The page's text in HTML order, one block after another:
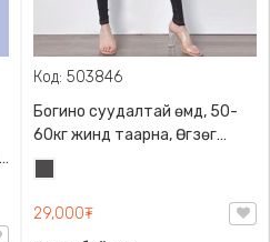
Код: 503846
Богино суудалтай өмд, 50-
60кг жинд таарна, Өгзөг
өргөгчтэй
29,000₮